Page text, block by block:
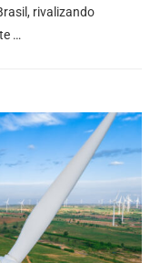
rivalizando
…